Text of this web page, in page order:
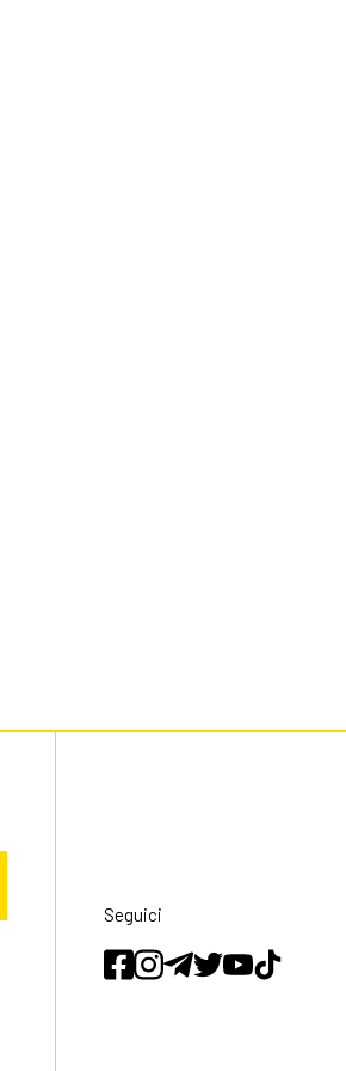
Seguici